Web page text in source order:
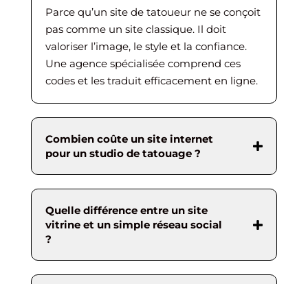
Parce qu’un site de tatoueur ne se conçoit
pas comme un site classique. Il doit
valoriser l’image, le style et la confiance.
Une agence spécialisée comprend ces
codes et les traduit efficacement en ligne.
Combien coûte un site internet
pour un studio de tatouage ?
Quelle différence entre un site
vitrine et un simple réseau social
?